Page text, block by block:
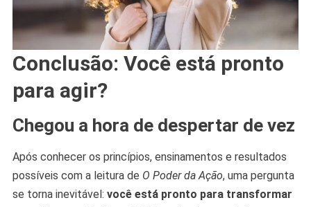
Conclusão: Você está pronto
para agir?
Chegou a hora de despertar de vez
Após conhecer os princípios, ensinamentos e resultados
possíveis com a leitura de O Poder da Ação, uma pergunta
se torna inevitável: você está pronto para transformar